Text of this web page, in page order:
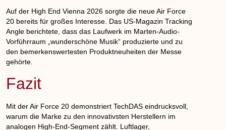
Auf der High End Vienna 2026 sorgte die neue Air Force
20 bereits für großes Interesse. Das US-Magazin Tracking
Angle berichtete, dass das Laufwerk im Marten-Audio-
Vorführraum „wunderschöne Musik“ produzierte und zu
den bemerkenswertesten Produktneuheiten der Messe
gehörte.
Fazit
Mit der Air Force 20 demonstriert TechDAS eindrucksvoll,
warum die Marke zu den innovativsten Herstellern im
analogen High-End-Segment zählt. Luftlager,
DE